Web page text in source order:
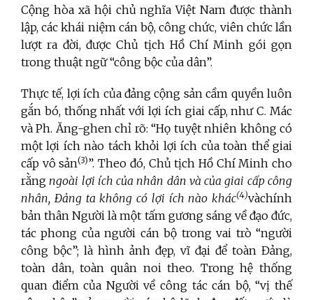
Cộng hòa xã hội chủ nghĩa Việt Nam được thành
lập, các khái niệm cán bộ, công chức, viên chức lần
lượt ra đời, được Chủ tịch Hồ Chí Minh gói gọn
trong thuật ngữ “công bộc của dân”.
Thực tế, lợi ích của đảng cộng sản cầm quyền luôn
gắn bó, thống nhất với lợi ích giai cấp, như C. Mác
và Ph. Ăng-ghen chỉ rõ: “Họ tuyệt nhiên không có
một lợi ích nào tách khỏi lợi ích của toàn thể giai
cấp vô sản(3)”. Theo đó, Chủ tịch Hồ Chí Minh cho
rằng ngoài lợi ích của nhân dân và của giai cấp công
nhân, Đảng ta không có lợi ích nào khác(4)vàchính
bản thân Người là một tấm gương sáng về đạo đức,
tác phong của người cán bộ trong vai trò “người
công bộc”; là hình ảnh đẹp, vĩ đại để toàn Đảng,
toàn dân, toàn quân noi theo. Trong hệ thống
quan điểm của Người về công tác cán bộ, “vị thế